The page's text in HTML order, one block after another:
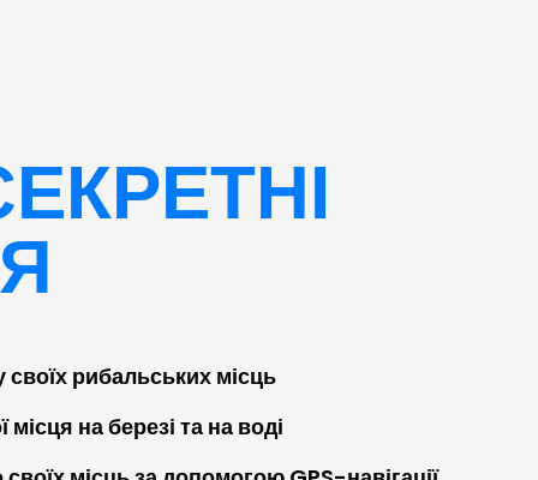
своїх рибальських місць
місця на березі та на воді